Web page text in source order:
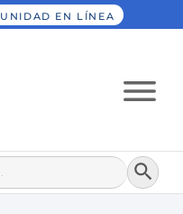
UNIDAD EN LÍNEA
Botón